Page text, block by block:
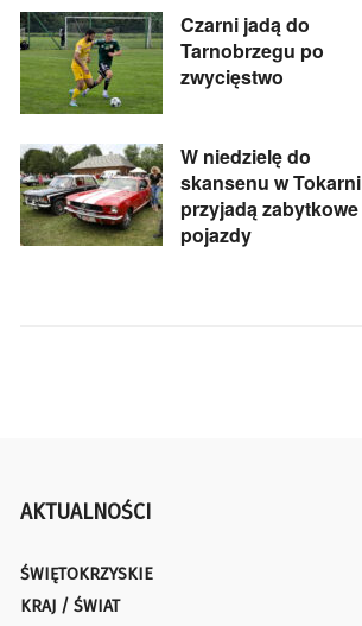
Czarni jadą do
Tarnobrzegu po
zwycięstwo
W niedzielę do
skansenu w Tokarni
przyjadą zabytkowe
pojazdy
AKTUALNOŚCI
ŚWIĘTOKRZYSKIE
KRAJ / ŚWIAT